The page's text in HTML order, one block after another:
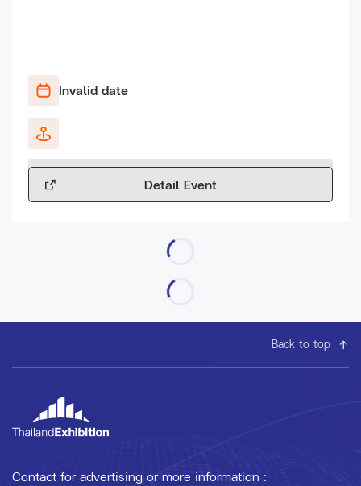
Invalid date
Detail Event
Back to top
Contact for advertising or more information :